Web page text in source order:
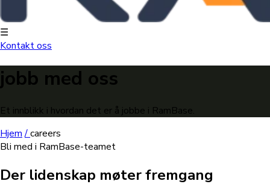
☰
Kontakt oss
jobb med oss
Et innblikk i hvordan det er å jobbe i RamBase.
Hjem /careers
Bli med i RamBase-teamet
Der lidenskap møter fremgang